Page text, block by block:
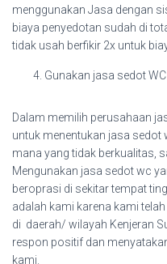
menggunakan Jasa dengan
biaya penyedotan sudah di
tidak usah berfikir 2x untuk
Gunakan jasa sedot
Dalam memilih perusahaan
untuk menentukan jasa sedot
mana yang tidak berkualitas,
Mengunakan jasa sedot wc
beroprasi di sekitar tempat
adalah kami karena kami
di daerah/ wilayah Kenjeran
respon positif dan
kami.